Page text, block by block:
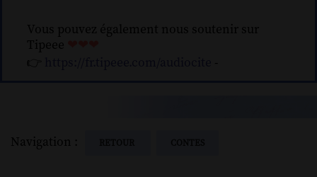
Vous pouvez également nous soutenir sur
Tipeee
👉
-
Navigation :